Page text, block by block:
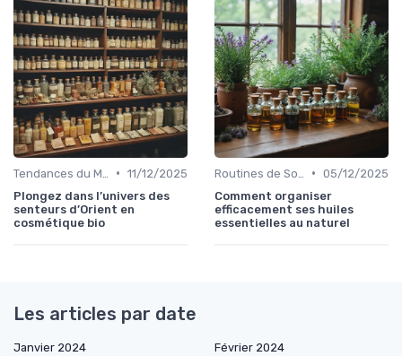
• 11/12/2025
Plongez dans l’univers des
senteurs d’Orient en
cosmétique bio
• 05/12/2025
Comment organiser
efficacement ses huiles
essentielles au naturel
Les articles par date
Janvier 2024
Février 2024